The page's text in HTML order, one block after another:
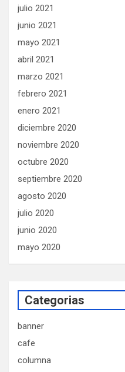
julio 2021
junio 2021
mayo 2021
abril 2021
marzo 2021
febrero 2021
enero 2021
diciembre 2020
noviembre 2020
octubre 2020
septiembre 2020
agosto 2020
julio 2020
junio 2020
mayo 2020
Categorias
banner
cafe
columna